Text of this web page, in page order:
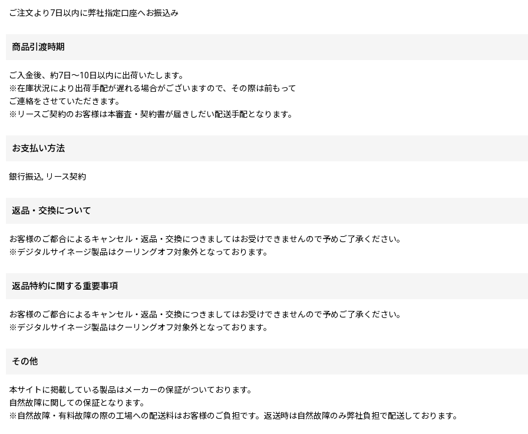
ご注文より7日以内に弊社指定口座へお振込み
商品引渡時期
ご入金後、約7日〜10日以内に出荷いたします。
※在庫状況により出荷手配が遅れる場合がございますので、その際は前もって
ご連絡をさせていただきます。
※リースご契約のお客様は本審査・契約書が届きしだい配送手配となります。
お支払い方法
銀行振込, リース契約
返品・交換について
お客様のご都合によるキャンセル・返品・交換につきましてはお受けできませんので予めご了承ください。
※デジタルサイネージ製品はクーリングオフ対象外となっております。
返品特約に関する重要事項
お客様のご都合によるキャンセル・返品・交換につきましてはお受けできませんので予めご了承ください。
※デジタルサイネージ製品はクーリングオフ対象外となっております。
その他
本サイトに掲載している製品はメーカーの保証がついております。
自然故障に関しての保証となります。
※自然故障・有料故障の際の工場への配送料はお客様のご負担です。返送時は自然故障のみ弊社負担で配送しております。